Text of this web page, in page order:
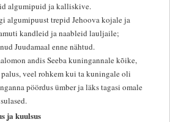
algumipuid ja kalliskive.
algumipuust trepid Jehoova kojale ja
kandleid ja naableid lauljaile;
Juudamaal enne nähtud.
andis Seeba kuningannale kõike,
veel rohkem kui ta kuningale oli
pöördus ümber ja läks tagasi omale
ja kuulsus